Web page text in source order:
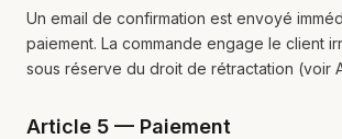
Un email de confirmation est envoyé
paiement. La commande engage le client
sous réserve du droit de rétractation (voir
Article 5 — Paiement